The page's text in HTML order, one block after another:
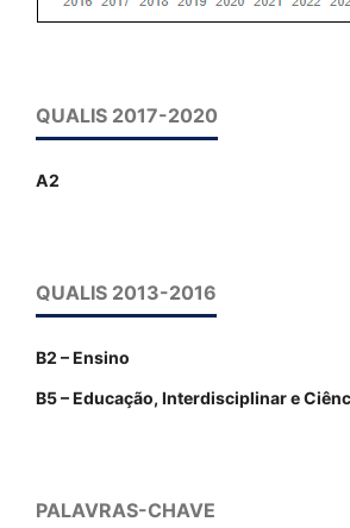
QUALIS 2017-2020
A2
QUALIS 2013-2016
B2 – Ensino
B5 – Educação, Interdisciplinar e
PALAVRAS-CHAVE